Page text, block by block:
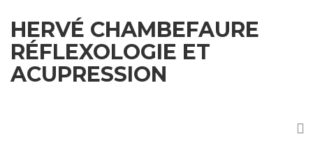
HERVÉ CHAMBEFAURE
RÉFLEXOLOGIE ET
ACUPRESSION